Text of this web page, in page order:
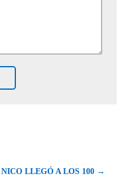
NICO LLEGÓ A LOS 100 →